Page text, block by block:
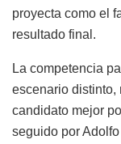
proyecta como el
resultado final.
La competencia
escenario distinto,
candidato mejor
seguido por